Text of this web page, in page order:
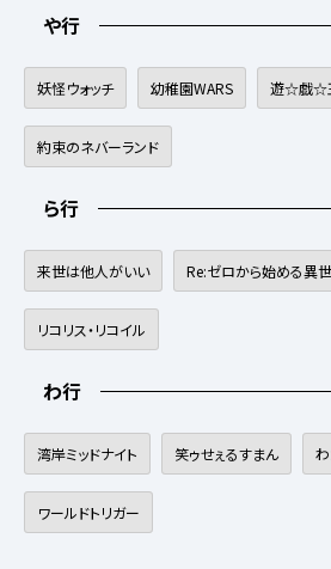
や行
妖怪ウォッチ 幼稚園WARS 遊☆戯☆
約束のネバーランド
ら行
来世は他人がいい Re:ゼロから始める異
リコリス・リコイル
わ行
湾岸ミッドナイト 笑ゥせぇるすまん
ワールドトリガー